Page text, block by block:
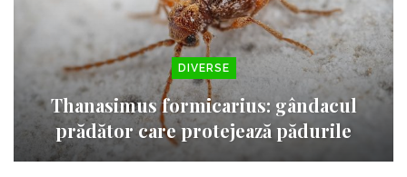
DIVERSE
Thanasimus formicarius: gândacul
prădător care protejează pădurile